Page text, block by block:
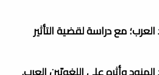
مع دراسة لقضية التأثير